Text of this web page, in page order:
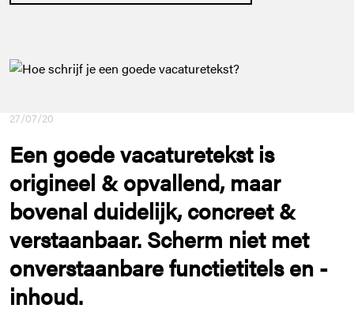
27/07/20
Een goede vacaturetekst is
origineel & opvallend, maar
bovenal duidelijk, concreet &
verstaanbaar. Scherm niet met
onverstaanbare functietitels en -
inhoud.